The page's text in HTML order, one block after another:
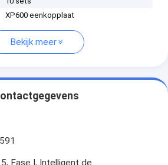
XP600 eenkopplaat
Bekijk meer
Fase I, Intelligent de